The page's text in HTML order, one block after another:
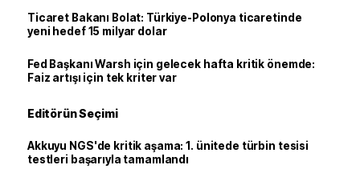
Ticaret Bakanı Bolat: Türkiye-Polonya ticaretinde
yeni hedef 15 milyar dolar
Fed Başkanı Warsh için gelecek hafta kritik önemde:
Faiz artışı için tek kriter var
Editörün Seçimi
Akkuyu NGS'de kritik aşama: 1. ünitede türbin tesisi
testleri başarıyla tamamlandı